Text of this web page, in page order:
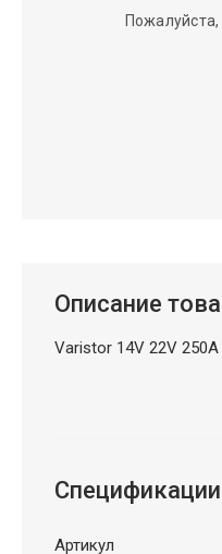
Пожалуйста,
Описание
Varistor 14V 22V 250A
Спецификации
Артикул